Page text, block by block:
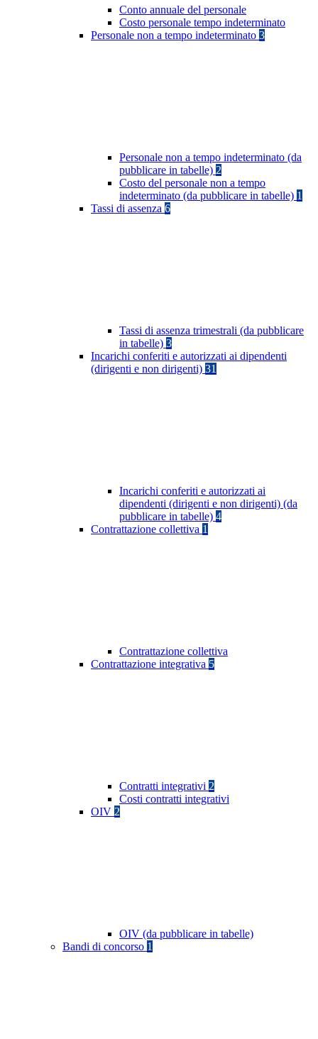
Conto annuale del personale
Costo personale tempo indeterminato
Personale non a tempo indeterminato 3
Personale non a tempo indeterminato (da
pubblicare in tabelle) 2
Costo del personale non a tempo
indeterminato (da pubblicare in tabelle) 1
Tassi di assenza 6
Tassi di assenza trimestrali (da pubblicare
in tabelle) 3
Incarichi conferiti e autorizzati ai dipendenti
(dirigenti e non dirigenti) 31
Incarichi conferiti e autorizzati ai
dipendenti (dirigenti e non dirigenti) (da
pubblicare in tabelle) 4
Contrattazione collettiva 1
Contrattazione collettiva
Contrattazione integrativa 5
Contratti integrativi 2
Costi contratti integrativi
OIV 2
OIV (da pubblicare in tabelle)
Bandi di concorso 1